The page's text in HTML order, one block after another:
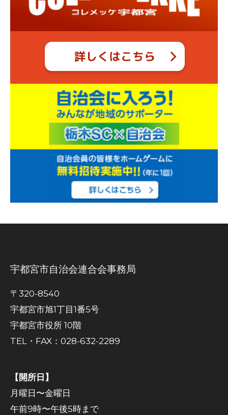
宇都宮市自治会連合会事務局
〒320-8540
宇都宮市旭1丁目1番5号
宇都宮市役所 10階
TEL・FAX：028-632-2289
【開所日】
月曜日〜金曜日
午前9時〜午後5時まで